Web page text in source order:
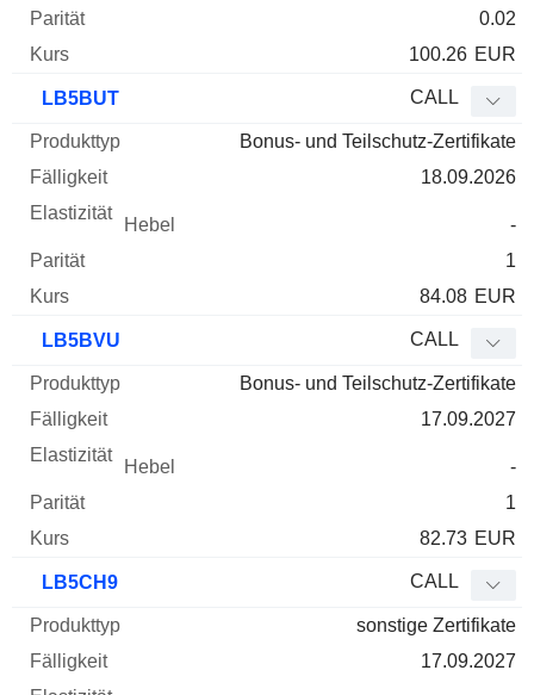
0.02
100.26 EUR
LB5BUT CALL
Bonus- und Teilschutz-Zertifikate
18.09.2026
-
1
84.08 EUR
LB5BVU CALL
Bonus- und Teilschutz-Zertifikate
17.09.2027
-
1
82.73 EUR
LB5CH9 CALL
sonstige Zertifikate
17.09.2027